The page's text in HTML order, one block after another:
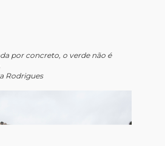
por concreto, o verde não é
Rodrigues